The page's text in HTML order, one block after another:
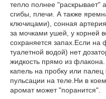
тепло полнее "раскрывает"
сгибы, плечи. А также
ключицами), сонная
за мочками ушей, у корней
сохраняется запах.Если на
туалетной водой) нет
жидкость прямо из флакона.
капель на пробку или палец
пульсации на теле.Ни в
аромат может "поранится".